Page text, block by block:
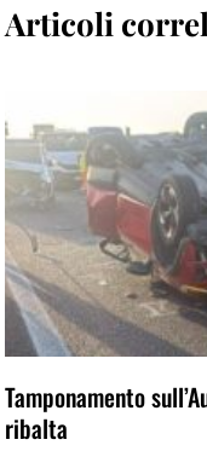
Articoli
Tamponamento
ribalta